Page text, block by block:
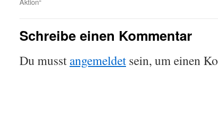
Schreibe einen Kommentar
Du musst angemeldet sein, um einen